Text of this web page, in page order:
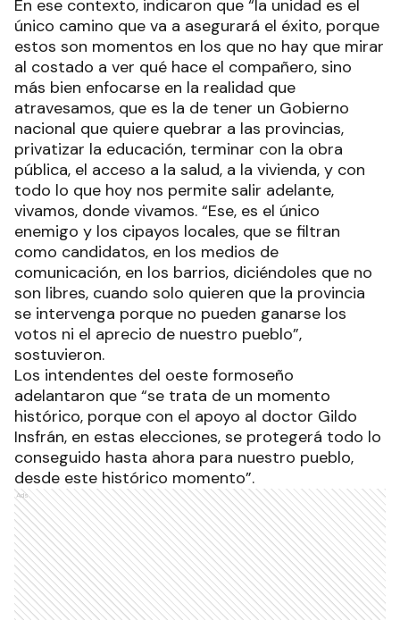
En ese contexto, indicaron que “la unidad es el
único camino que va a asegurará el éxito, porque
estos son momentos en los que no hay que mirar
al costado a ver qué hace el compañero, sino
más bien enfocarse en la realidad que
atravesamos, que es la de tener un Gobierno
nacional que quiere quebrar a las provincias,
privatizar la educación, terminar con la obra
pública, el acceso a la salud, a la vivienda, y con
todo lo que hoy nos permite salir adelante,
vivamos, donde vivamos. “Ese, es el único
enemigo y los cipayos locales, que se filtran
como candidatos, en los medios de
comunicación, en los barrios, diciéndoles que no
son libres, cuando solo quieren que la provincia
se intervenga porque no pueden ganarse los
votos ni el aprecio de nuestro pueblo”,
sostuvieron.
Los intendentes del oeste formoseño
adelantaron que “se trata de un momento
histórico, porque con el apoyo al doctor Gildo
Insfrán, en estas elecciones, se protegerá todo lo
conseguido hasta ahora para nuestro pueblo,
desde este histórico momento”.
Ads